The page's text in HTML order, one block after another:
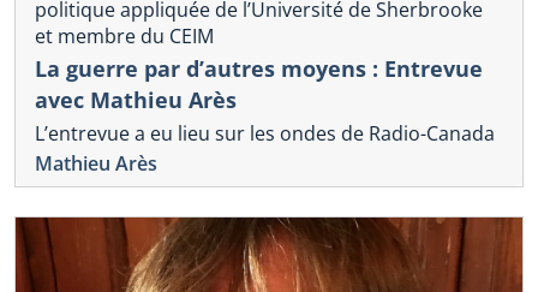
politique appliquée de l’Université de Sherbrooke
et membre du CEIM
La guerre par d’autres moyens : Entrevue
avec Mathieu Arès
L’entrevue a eu lieu sur les ondes de Radio-Canada
Mathieu Arès